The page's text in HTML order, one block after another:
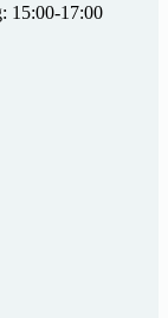
15:00-17:00